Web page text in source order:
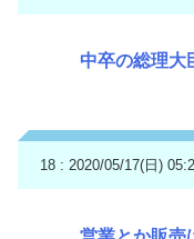
中卒の総理大
18 : 2020/05/17(日)